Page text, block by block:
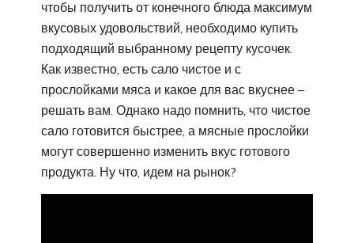
чтобы получить от конечного блюда максимум
вкусовых удовольствий, необходимо купить
подходящий выбранному рецепту кусочек.
Как известно, есть сало чистое и с
прослойками мяса и какое для вас вкуснее –
решать вам. Однако надо помнить, что чистое
сало готовится быстрее, а мясные прослойки
могут совершенно изменить вкус готового
продукта. Ну что, идем на рынок?